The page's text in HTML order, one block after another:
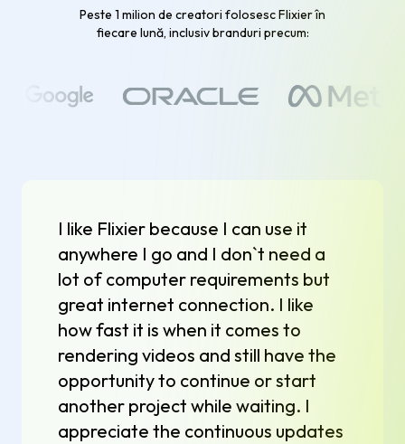
Peste 1 milion de creatori folosesc Flixier în
fiecare lună, inclusiv branduri precum:
I like Flixier because I can use it
anywhere I go and I don`t need a
lot of computer requirements but
great internet connection. I like
how fast it is when it comes to
rendering videos and still have the
opportunity to continue or start
another project while waiting. I
appreciate the continuous updates